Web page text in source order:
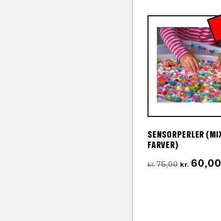
SENSORPERLER
FARVER)
kr. 75,00
Den
oprindelige
kr. 60,00